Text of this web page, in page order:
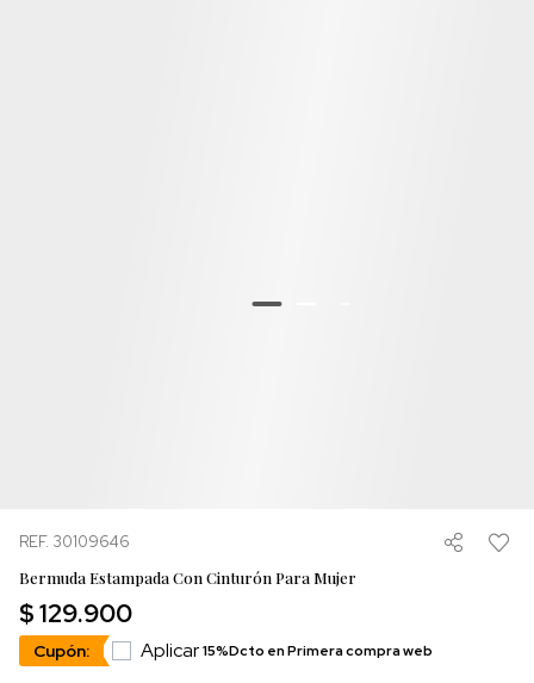
REF. 30109646
Bermuda Estampada Con Cinturón Para Mujer
$ 129.900
Cupón: Aplicar15%Dcto en Primera compra web